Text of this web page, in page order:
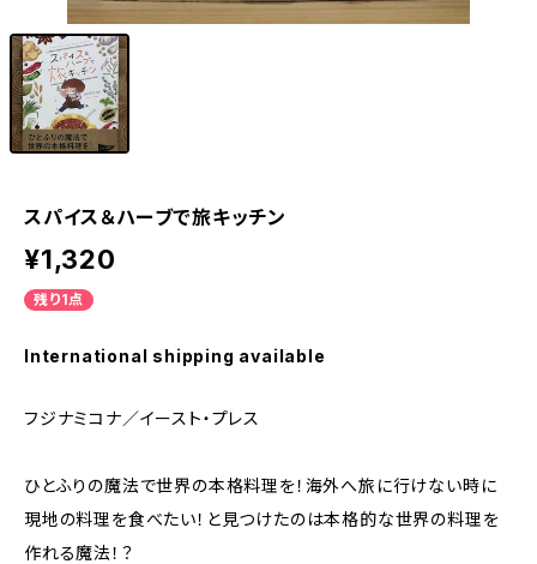
スパイス＆ハーブで旅キッチン
¥1,320
残り1点
International shipping available
フジナミコナ／イースト・プレス
ひとふりの魔法で世界の本格料理を！海外へ旅に行けない時に
現地の料理を食べたい！と見つけたのは本格的な世界の料理を
作れる魔法！？